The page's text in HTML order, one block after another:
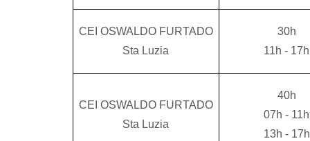
CEI OSWALDO FURTADO
Sta Luzia
30h
11h - 17h
CEI OSWALDO FURTADO
Sta Luzia
40h
07h - 11h
13h - 17h